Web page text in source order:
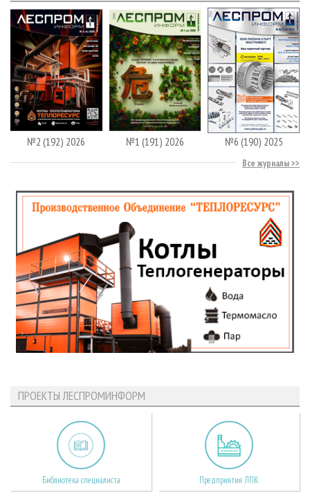
№2 (192) 2026 №1 (191) 2026 №6 (190) 2025
Все журналы
ПРОЕКТЫ ЛЕСПРОМИНФОРМ
Библиотека специалиста Предприятия ЛПК